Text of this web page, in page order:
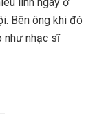
Bên ông khi đó
như nhạc sĩ